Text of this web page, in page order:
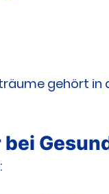
gehört in